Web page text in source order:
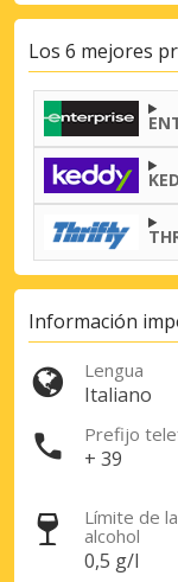
Los 6 mejores
Información
Lengua
Italiano
Prefijo
+ 39
Límite de
alcohol
0,5 g/l